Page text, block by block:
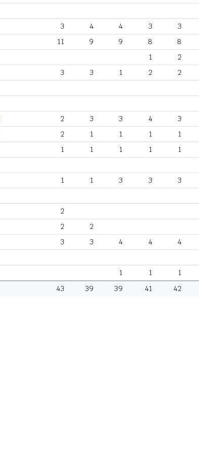
3 4 4 3 3
11 9 9 8 8
1 2
3 3 1 2 2
2 3 3 4 3
2 1 1 1 1
1 1 1 1 1
1 1 3 3 3
2
2
2
3 3 4 4 4
1 1 1
43
39 39 41 42